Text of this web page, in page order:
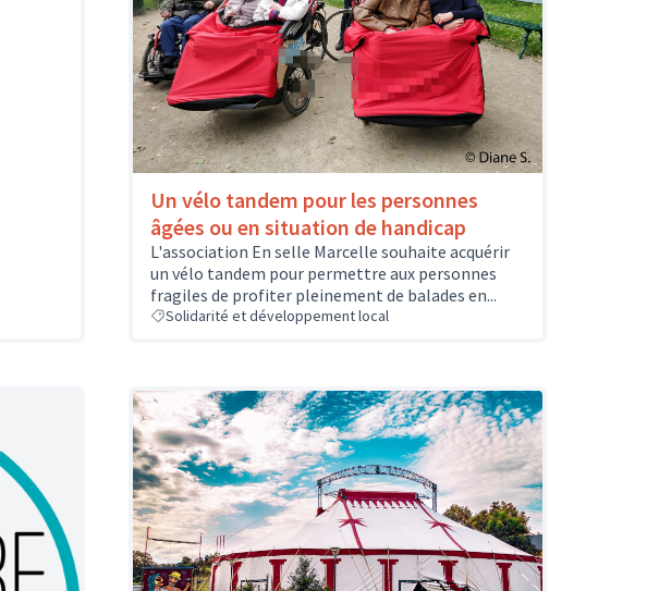
Un vélo tandem pour les personnes
âgées ou en situation de handicap
L'association En selle Marcelle souhaite acquérir
un vélo tandem pour permettre aux personnes
fragiles de profiter pleinement de balades en...
Solidarité et développement local